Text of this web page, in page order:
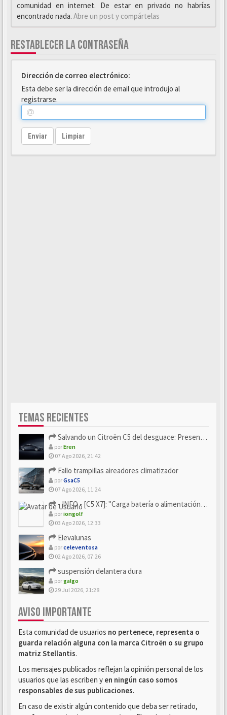
comunidad en internet. De estar en privado no habrías
encontrado nada. Abre un post y compártelas
RESTABLECER LA CONTRASEÑA
Dirección de correo electrónico:
Esta debe ser la dirección de email que introdujo al
registrarse.
Enviar Limpiar
TEMAS RECIENTES
Salvando un Citroën C5 del desguace: Presentación y seguimiento
porEren
07 Ago 2026, 21:42
Fallo trampillas aireadores climatizador
porGsaC5
07 Ago 2026, 11:24
- INFO - [C5 X7]: "Carga batería o alimentación eléctri...
poriongolf
03 Ago 2026, 12:33
Elevalunas
porceleventosa
02 Ago 2026, 07:26
suspensión delantera dura
porgalgo
29 Jul 2026, 21:28
AVISO IMPORTANTE
Esta comunidad de usuarios no pertenece, representa o
guarda relación alguna con la marca Citroën o su grupo
matriz Stellantis.
Los mensajes publicados reflejan la opinión personal de los
usuarios que las escriben y en ningún caso somos
responsables de sus publicaciones.
En caso de existir algún contenido que deba ser retirado,